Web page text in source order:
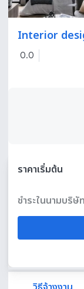
Interior
0.0
ราคาเริ่มต้น
ชำระในนามบริษัท